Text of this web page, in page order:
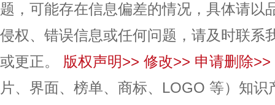
题，可能存在信息偏差的情况，具体请以
侵权、错误信息或任何问题，请及时联系
或更正。
版权声明>> 修改>> 申请删除>>
片、界面、榜单、商标、LOGO 等）知